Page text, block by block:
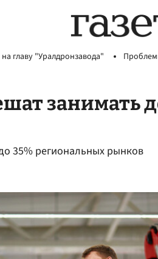
главу "Уралдронзавода"
занимать
35% региональных рынков